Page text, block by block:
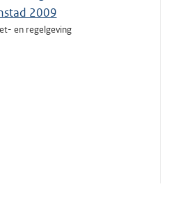
2009
en regelgeving